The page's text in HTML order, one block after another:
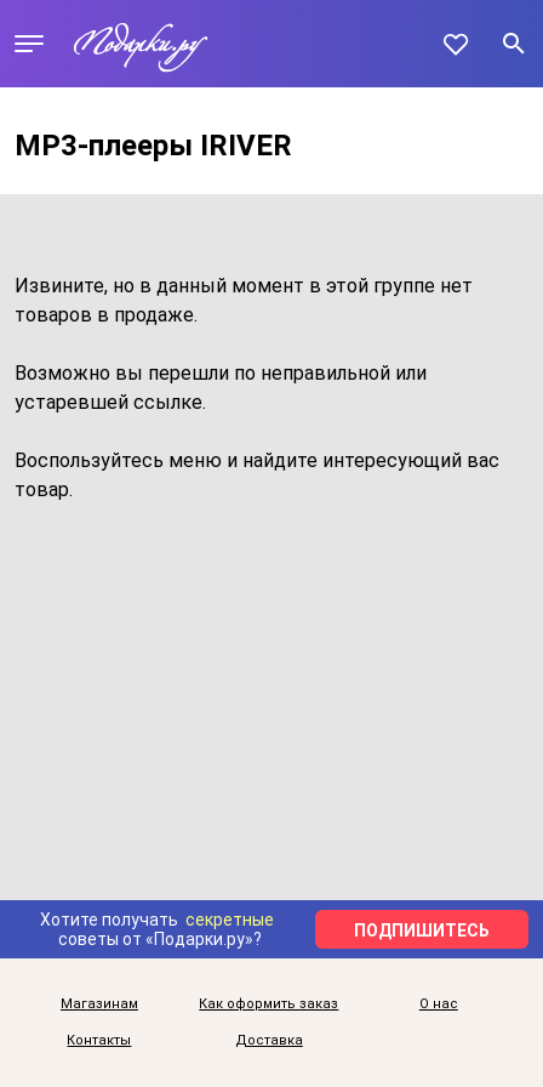
MP3-плееры IRIVER
Извините, но в данный момент в этой группе нет
товаров в продаже.
Возможно вы перешли по неправильной или
устаревшей ссылке.
Воспользуйтесь меню и найдите интересующий вас
товар.
Хотите получать секретные
советы от «Подарки.ру»?
ПОДПИШИТЕСЬ
Магазинам Как оформить заказ О нас
Контакты Доставка